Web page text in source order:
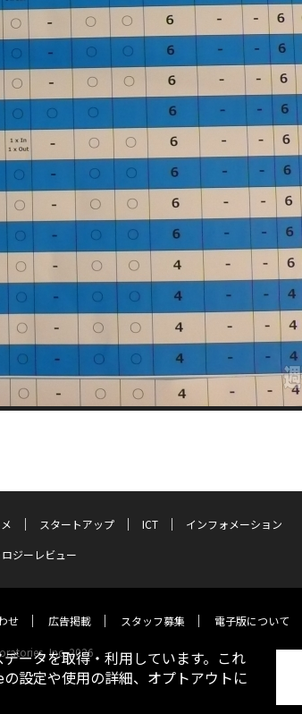
スタートアップ ICT
インフォメーション
ジーレビュー
せ 広告掲載 スタッフ募集 電子版について
Inc. 2026
ータを取得・利用しています。これ
設定や使用の詳細、オプトアウトに